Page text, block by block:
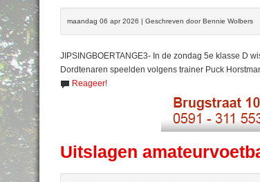
maandag 06 apr 2026 | Geschreven door Bennie Wolbers
JIPSINGBOERTANGE3- In de zondag 5e klasse D
Dordtenaren speelden volgens trainer Puck
Reageer!
Uitslagen